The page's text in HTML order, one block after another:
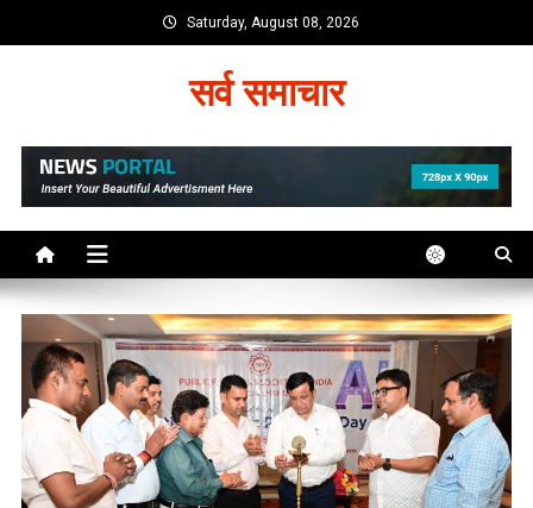
to
Saturday, August 08, 2026
सर्व समाचार